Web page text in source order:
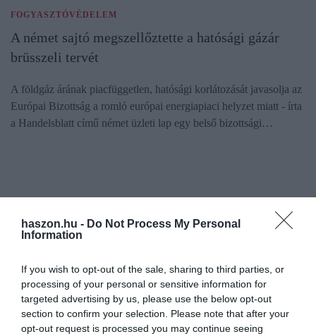
haszon.hu - Do Not Process My Personal
Information
If you wish to opt-out of the sale, sharing to third parties, or
processing of your personal or sensitive information for
targeted advertising by us, please use the below opt-out
section to confirm your selection. Please note that after your
opt-out request is processed you may continue seeing
FOGYASZTÓVÉDELEM
A német sajtó megszellőztette a hatósági gázár
brüsszeli tervét
A földgáz árának piacfüggetlen, hatósági korlátozását javasolja az
Európai Bizottság a romló európai energiapiaci helyzet miatt - írta
a Handelsblatt című német üzleti lap egy belső bizottsági…